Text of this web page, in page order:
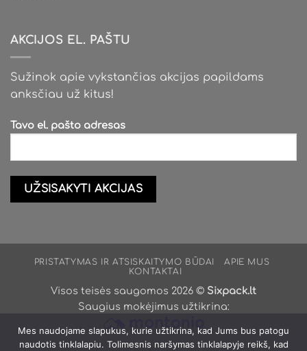
AKCIJOS EL. PAŠTU
Sužinok apie vykstančias akcijas papildams
anksčiau už kitus!
Tavo el. pašto adresas
PRISTATYMAS IR ATSISKAITYMO BŪDAI
APIE MUS
KONTAKTAI
Visos teisės saugomos 2026 © Sixpack.lt
Saugius mokėjimus užtikrina:
Mes naudojame slapukus, kurie užtikrina, kad Jums bus patogu
naudotis tinklalapiu. Tolimesnis naršymas tinklalapyje reikš, kad